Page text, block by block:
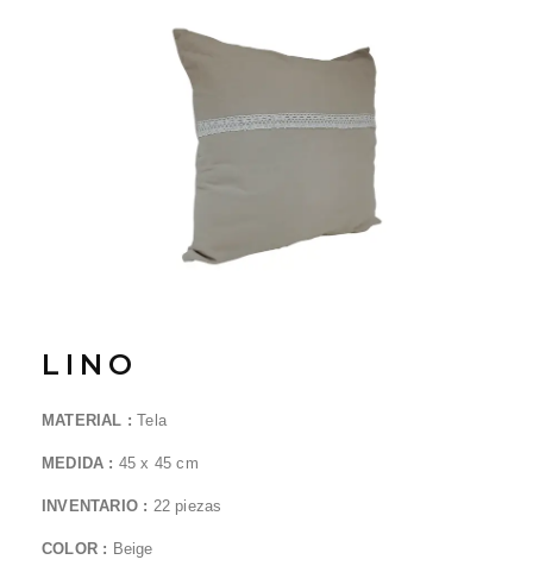
LINO
MATERIAL : Tela
MEDIDA : 45 x 45 cm
INVENTARIO : 22 piezas
COLOR : Beige